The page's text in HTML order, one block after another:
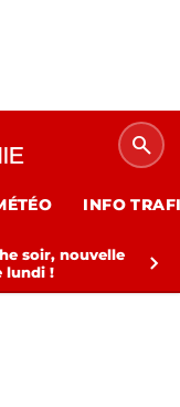
search
INFO
soir, nouvelle
lundi !
chevron_right